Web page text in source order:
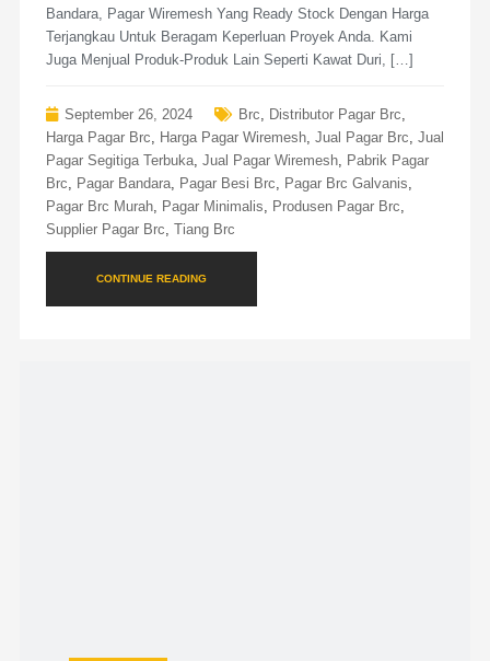
Bandara, Pagar Wiremesh Yang Ready Stock Dengan Harga
Terjangkau Untuk Beragam Keperluan Proyek Anda. Kami
Juga Menjual Produk-Produk Lain Seperti Kawat Duri, […]
September 26, 2024 Brc Distributor Pagar Brc
Harga Pagar Brc
Harga Pagar Wiremesh, Jual Pagar Brc Jual
Pagar Segitiga Terbuka, Jual Pagar Wiremesh, Pabrik Pagar
Brc
Pagar Bandara, Pagar Besi Brc Pagar Brc Galvanis
Pagar Brc Murah, Pagar Minimalis Produsen Pagar Brc
Supplier Pagar Brc Tiang Brc
CONTINUE READING